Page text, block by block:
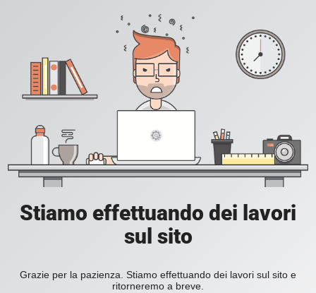
Stiamo effettuando dei lavori
sul sito
Grazie per la pazienza. Stiamo effettuando dei lavori sul sito e
ritorneremo a breve.